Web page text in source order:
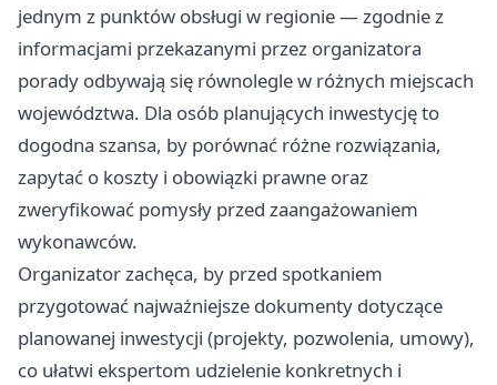
jednym z punktów obsługi w regionie — zgodnie z
informacjami przekazanymi przez organizatora
porady odbywają się równolegle w różnych miejscach
województwa. Dla osób planujących inwestycję to
dogodna szansa, by porównać różne rozwiązania,
zapytać o koszty i obowiązki prawne oraz
zweryfikować pomysły przed zaangażowaniem
wykonawców.
Organizator zachęca, by przed spotkaniem
przygotować najważniejsze dokumenty dotyczące
planowanej inwestycji (projekty, pozwolenia, umowy),
co ułatwi ekspertom udzielenie konkretnych i